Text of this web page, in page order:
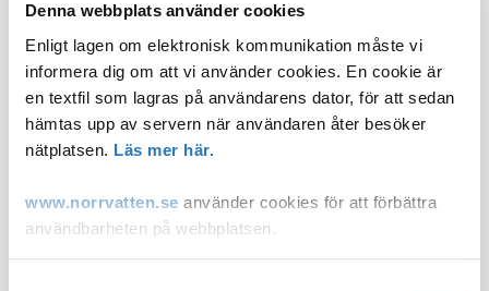
Denna webbplats använder cookies
Enligt lagen om elektronisk kommunikation måste vi
informera dig om att vi använder cookies. En cookie är
en textfil som lagras på användarens dator, för att sedan
hämtas upp av servern när användaren åter besöker
nätplatsen. Läs mer här.
www.norrvatten.se använder cookies för att förbättra
användbarheten på webbplatsen.
Virusreduktion över ultrafiltermembran. I arbetet ska delvis
nya metoder för att analysera virus vidareutvecklas och ingå
i den utvärdering av ultrafilter som nu pågår på Norrvatten.
Kostnadseffektiv och klimatsmart PFAS-reduktion. PFAS kan
tas bort med hjälp av aktivt kol, men reningseffekten avtar
Norrvatten kan göra det i en framtida reningsprocess.